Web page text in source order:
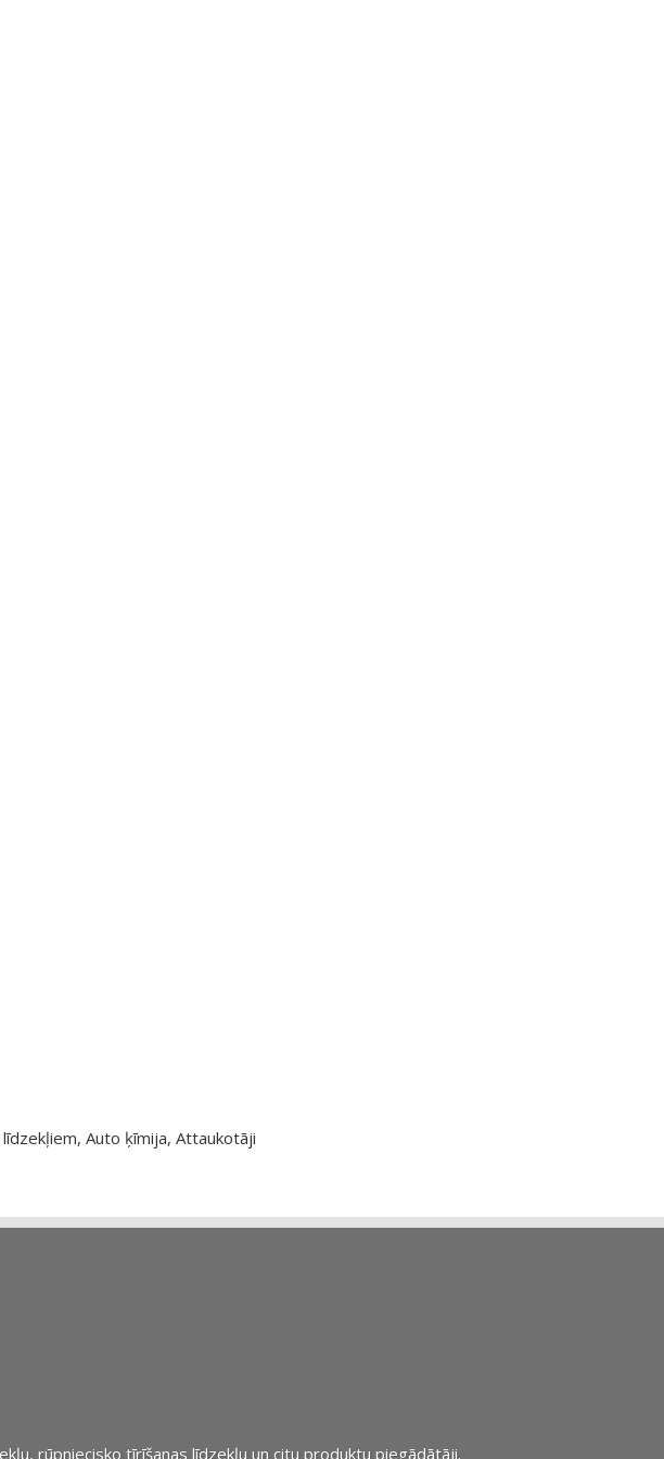
Auto ķīmija, Attaukotāji
rūpniecisko tīrīšanas līdzekļu un citu produktu piegādātāji.